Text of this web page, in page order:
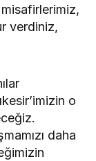
verdiniz,
o
daha